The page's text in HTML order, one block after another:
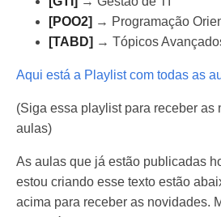
[POO2] → Programação
[TABD] → Tópicos
Aqui está a Playlist com todas as
(Siga essa playlist para receber as
aulas)
As aulas que já estão publicadas
estou criando esse texto estão
acima para receber as novidades.